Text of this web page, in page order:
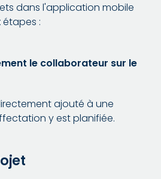
dans l'application mobile
étapes :
le collaborateur sur le
ajouté à une
y est planifiée.